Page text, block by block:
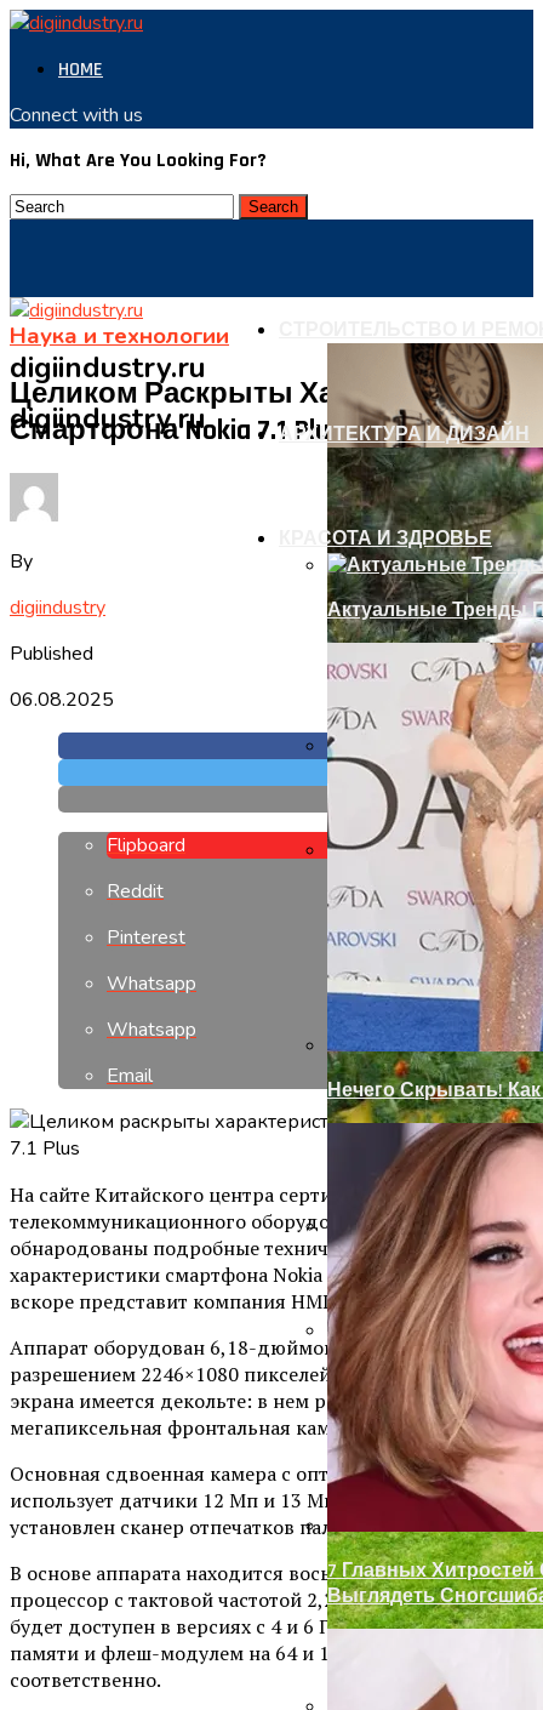
HOME
Connect with us
Hi, What Are You Looking For?
digiindustry.ru
digiindustry.ru
Как Сделать
Ремонт
АРХИТЕКТУРА И ДИЗАЙН
Современный
Декор Для Участка
КРАСОТА И ЗДРОВЬЕ
Актуальные Тренды
Нечего Скрывать!
7 Главных
Выглядеть
Наука и технологии
Целиком Раскрыты Характеристики
Смартфона Nokia 7.1 Plus
By
digiindustry
Published
06.08.2025
Flipboard
Reddit
Pinterest
Whatsapp
Whatsapp
Email
На сайте Китайского центра сертификации
телекоммуникационного оборудования (TENAA)
обнародованы подробные технические
характеристики смартфона Nokia 7.1 Plus, который
вскоре представит компания HMD Global.
Аппарат оборудован 6,18-дюймовым дисплеем с
разрешением 2246×1080 пикселей. В верхней части
экрана имеется декольте: в нем расположена 20-
мегапиксельная фронтальная камера.
Основная сдвоенная камера с оптикой Carl Zeiss
использует датчики 12 Мп и 13 Мп. Кроме того, сзади
установлен сканер отпечатков пальцев.
В основе аппарата находится восьмиядерный
процессор с тактовой частотой 2,2 ГГц. Смартфон
будет доступен в версиях с 4 и 6 Гб оперативной
памяти и флеш-модулем на 64 и 128 Гб
соответственно.